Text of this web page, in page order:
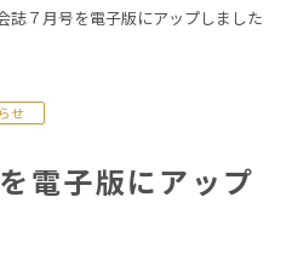
誌７月号を電子版にアップしました
せ
電子版にアップ